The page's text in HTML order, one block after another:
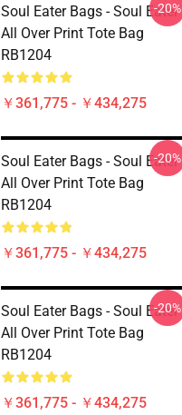
Soul Eater Bags - Soul Eater
All Over Print Tote Bag
RB1204
￥361,775 - ￥434,275
-20%
Soul Eater Bags - Soul Eater
All Over Print Tote Bag
RB1204
￥361,775 - ￥434,275
-20%
Soul Eater Bags - Soul Eater
All Over Print Tote Bag
RB1204
￥361,775 - ￥434,275
-20%